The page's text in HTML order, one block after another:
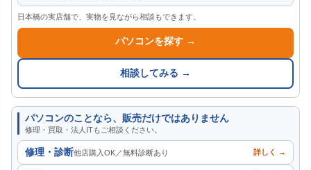
日本橋の実店舗で、実物を見ながら相談もできます。
パソコンを探す →
相談してみる →
パソコンのことなら、販売だけではありません
修理・買取・法人ITもご相談ください。
修理・診断他店購入OK／無料診断あり 詳しく →